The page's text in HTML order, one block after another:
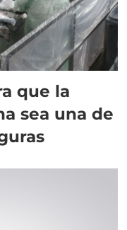
que la
sea una de